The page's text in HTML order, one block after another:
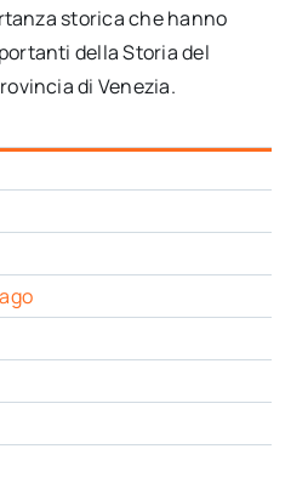
storica che hanno
della Storia del
di Venezia.